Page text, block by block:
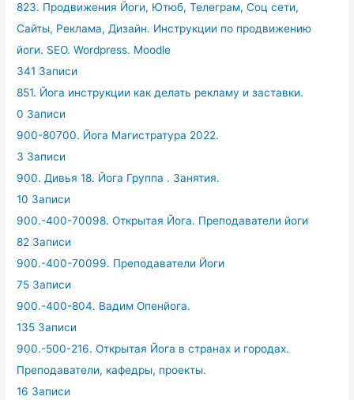
823. Продвижения Йоги, Ютюб, Телеграм, Соц сети,
Сайты, Реклама, Дизайн. Инструкции по продвижению
йоги. SEO. Wordpress. Moodle
341 Записи
851. Йога инструкции как делать рекламу и заставки.
0 Записи
900-80700. Йога Магистратура 2022.
3 Записи
900. Дивья 18. Йога Группа . Занятия.
10 Записи
900.-400-70098. Открытая Йога. Преподаватели йоги
82 Записи
900.-400-70099. Преподаватели Йоги
75 Записи
900.-400-804. Вадим Опенйога.
135 Записи
900.-500-216. Открытая Йога в странах и городах.
Преподаватели, кафедры, проекты.
16 Записи